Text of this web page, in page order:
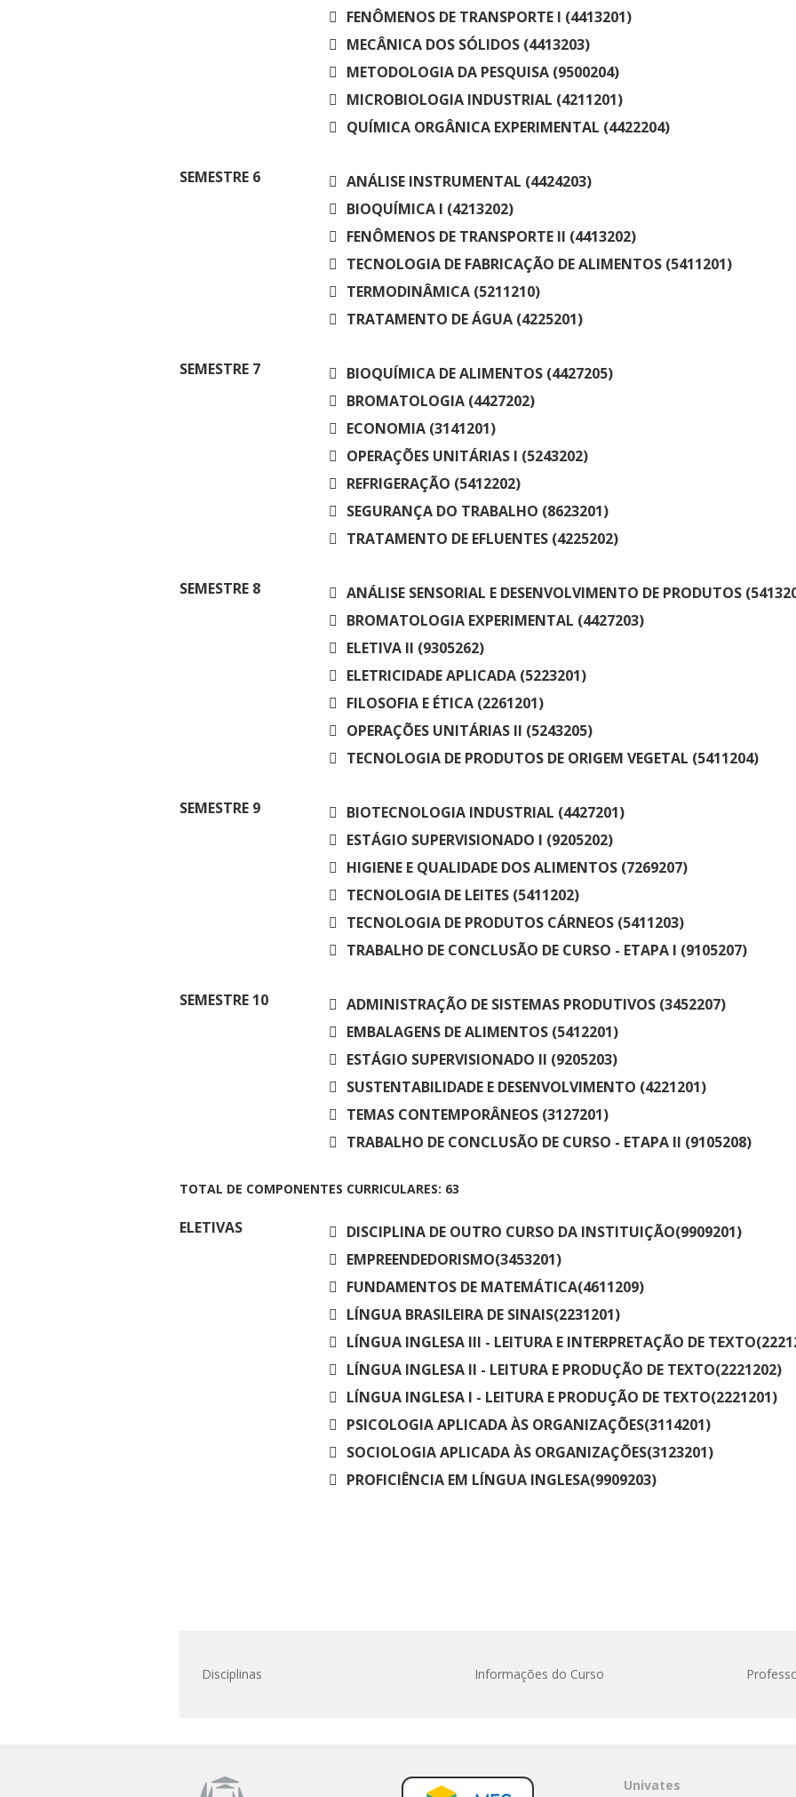
FENÔMENOS DE TRANSPORTE I (4413201)
MECÂNICA DOS SÓLIDOS (4413203)
METODOLOGIA DA PESQUISA (9500204)
MICROBIOLOGIA INDUSTRIAL (4211201)
QUÍMICA ORGÂNICA EXPERIMENTAL (4422204)
SEMESTRE 6
ANÁLISE INSTRUMENTAL (4424203)
BIOQUÍMICA I (4213202)
FENÔMENOS DE TRANSPORTE II (4413202)
TECNOLOGIA DE FABRICAÇÃO DE ALIMENTOS (5411201)
TERMODINÂMICA (5211210)
TRATAMENTO DE ÁGUA (4225201)
SEMESTRE 7
BIOQUÍMICA DE ALIMENTOS (4427205)
BROMATOLOGIA (4427202)
ECONOMIA (3141201)
OPERAÇÕES UNITÁRIAS I (5243202)
REFRIGERAÇÃO (5412202)
SEGURANÇA DO TRABALHO (8623201)
TRATAMENTO DE EFLUENTES (4225202)
SEMESTRE 8
ANÁLISE SENSORIAL E DESENVOLVIMENTO DE PRODUTOS
BROMATOLOGIA EXPERIMENTAL (4427203)
ELETIVA II (9305262)
ELETRICIDADE APLICADA (5223201)
FILOSOFIA E ÉTICA (2261201)
OPERAÇÕES UNITÁRIAS II (5243205)
TECNOLOGIA DE PRODUTOS DE ORIGEM VEGETAL (5411204)
SEMESTRE 9
BIOTECNOLOGIA INDUSTRIAL (4427201)
ESTÁGIO SUPERVISIONADO I (9205202)
HIGIENE E QUALIDADE DOS ALIMENTOS (7269207)
TECNOLOGIA DE LEITES (5411202)
TECNOLOGIA DE PRODUTOS CÁRNEOS (5411203)
TRABALHO DE CONCLUSÃO DE CURSO - ETAPA I (9105207)
SEMESTRE 10
ADMINISTRAÇÃO DE SISTEMAS PRODUTIVOS (3452207)
EMBALAGENS DE ALIMENTOS (5412201)
ESTÁGIO SUPERVISIONADO II (9205203)
SUSTENTABILIDADE E DESENVOLVIMENTO (4221201)
TEMAS CONTEMPORÂNEOS (3127201)
TRABALHO DE CONCLUSÃO DE CURSO - ETAPA II (9105208)
TOTAL DE COMPONENTES CURRICULARES: 63
ELETIVAS
DISCIPLINA DE OUTRO CURSO DA INSTITUIÇÃO(9909201)
EMPREENDEDORISMO(3453201)
FUNDAMENTOS DE MATEMÁTICA(4611209)
LÍNGUA BRASILEIRA DE SINAIS(2231201)
LÍNGUA INGLESA III - LEITURA E INTERPRETAÇÃO DE
LÍNGUA INGLESA II - LEITURA E PRODUÇÃO DE TEXTO(2221202)
LÍNGUA INGLESA I - LEITURA E PRODUÇÃO DE TEXTO(2221201)
PSICOLOGIA APLICADA ÀS ORGANIZAÇÕES(3114201)
SOCIOLOGIA APLICADA ÀS ORGANIZAÇÕES(3123201)
PROFICIÊNCIA EM LÍNGUA INGLESA(9909203)
Disciplinas Informações do Curso
Univates